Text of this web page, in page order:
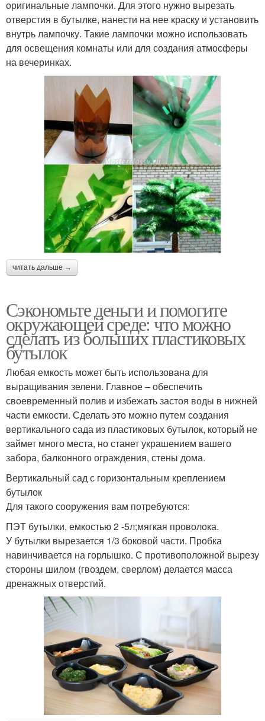
оригинальные лампочки. Для этого нужно вырезать
отверстия в бутылке, нанести на нее краску и установить
внутрь лампочку. Такие лампочки можно использовать
для освещения комнаты или для создания атмосферы
на вечеринках.
читать дальше →
Сэкономьте деньги и помогите
окружающей среде: что можно
сделать из больших пластиковых
бутылок
Любая емкость может быть использована для
выращивания зелени. Главное – обеспечить
своевременный полив и избежать застоя воды в нижней
части емкости. Сделать это можно путем создания
вертикального сада из пластиковых бутылок, который не
займет много места, но станет украшением вашего
забора, балконного ограждения, стены дома.
Вертикальный сад с горизонтальным креплением
бутылок
Для такого сооружения вам потребуются:
ПЭТ бутылки, емкостью 2 -5л;мягкая проволока.
У бутылки вырезается 1/3 боковой части. Пробка
навинчивается на горлышко. С противоположной вырезу
стороны шилом (гвоздем, сверлом) делается масса
дренажных отверстий.